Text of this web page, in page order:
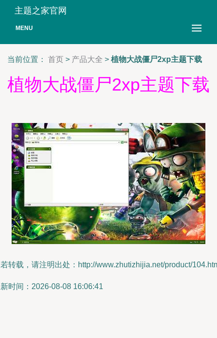
主题之家官网
MENU
当前位置： 首页 > 产品大全 > 植物大战僵尸2xp主题下载
植物大战僵尸2xp主题下载
转载，请注明出处：http://www.zhutizhijia.net/product/
时间：2026-08-08 16:06:41